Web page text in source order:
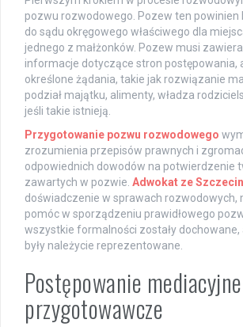
pozwu rozwodowego. Pozew ten powinien
do sądu okręgowego właściwego dla
jednego z małżonków. Pozew musi
informacje dotyczące stron postępowania,
określone żądania, takie jak rozwiązanie
podział majątku, alimenty, władza
jeśli takie istnieją.
Przygotowanie pozwu rozwodowego
zrozumienia przepisów prawnych i
odpowiednich dowodów na potwierdzenie
zawartych w pozwie. Adwokat ze
doświadczenie w sprawach rozwodowych,
pomóc w sporządzeniu prawidłowego
wszystkie formalności zostały dochowane,
były należycie reprezentowane.
Postępowanie
przygotowawcze